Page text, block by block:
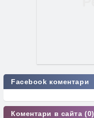
Facebook коментари
Коментари в сайта (0)